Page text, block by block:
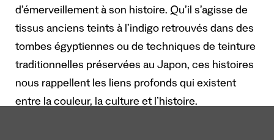
d’émerveillement à son histoire. Qu’il s’agisse de
tissus anciens teints à l’indigo retrouvés dans des
tombes égyptiennes ou de techniques de teinture
traditionnelles préservées au Japon, ces histoires
nous rappellent les liens profonds qui existent
entre la couleur, la culture et l’histoire.